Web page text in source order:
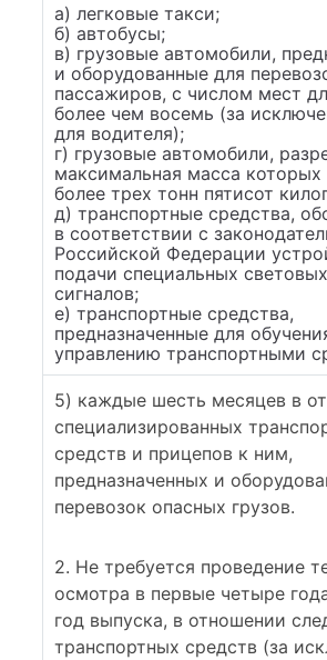
а) легковые такси;
б) автобусы;
в) грузовые автомобили,
и оборудованные для
пассажиров, с числом мест
более чем восемь (за
для водителя);
г) грузовые автомобили,
максимальная масса которых
более трех тонн пятисот
д) транспортные средства,
в соответствии с
Российской Федерации
подачи специальных
сигналов;
е) транспортные средства,
предназначенные для
управлению транспортными
5) каждые шесть месяцев в
специализированных
средств и прицепов к ним,
предназначенных и
перевозок опасных грузов.
2. Не требуется проведение
осмотра в первые четыре
год выпуска, в отношении
транспортных средств (за